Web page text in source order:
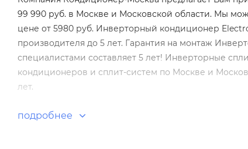
99 990 руб. в Москве и Московской области. Мы
цене от 5980 руб. Инверторный кондиционер
производителя до 5 лет. Гарантия на монтаж
специалистами составляет 5 лет! Инверторные
кондиционеров и сплит-систем по Москве и
лет.
подробнее